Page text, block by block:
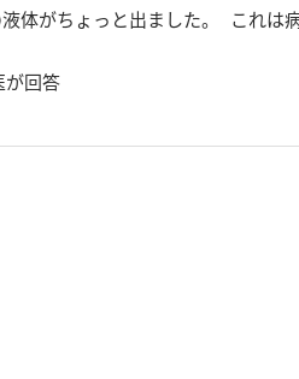
体がちょっと出ました。 これは
が回答